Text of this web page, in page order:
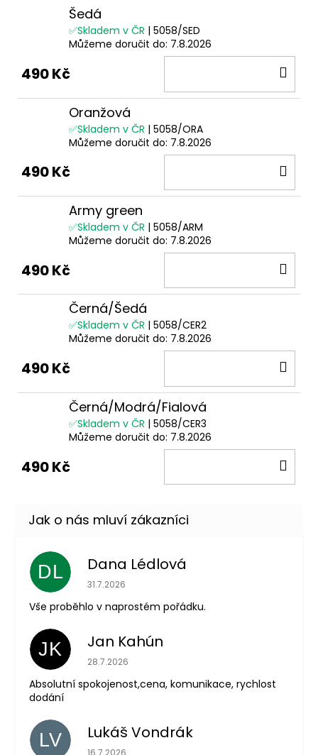
Šedá
✅Skladem v ČR | 5058/SED
Můžeme doručit do: 7.8.2026
490 Kč
Oranžová
✅Skladem v ČR | 5058/ORA
Můžeme doručit do: 7.8.2026
490 Kč
Army green
✅Skladem v ČR | 5058/ARM
Můžeme doručit do: 7.8.2026
490 Kč
Černá/Šedá
✅Skladem v ČR | 5058/CER2
Můžeme doručit do: 7.8.2026
490 Kč
Černá/Modrá/Fialová
✅Skladem v ČR | 5058/CER3
Můžeme doručit do: 7.8.2026
490 Kč
DL Dana Lédlová
Hodnocení obchodu je 5 z 5 hvězdiček.
31.7.2026
Vše proběhlo v naprostém pořádku.
JK Jan Kahún
Hodnocení obchodu je 5 z 5 hvězdiček.
28.7.2026
Absolutní spokojenost,cena, komunikace, rychlost
dodání
LV Lukáš Vondrák
Hodnocení obchodu je 5 z 5 hvězdiček.
16.7.2026